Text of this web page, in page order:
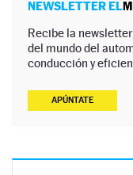
NEWSLETTER EL
Recibe la
del mundo del
conducción y
APÚNTATE